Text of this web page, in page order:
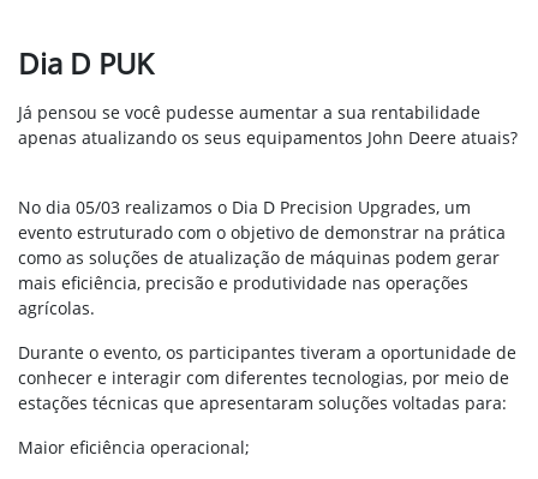
Dia D PUK
Já pensou se você pudesse aumentar a sua rentabilidade
apenas atualizando os seus equipamentos John Deere atuais?
No dia 05/03 realizamos o Dia D Precision Upgrades, um
evento estruturado com o objetivo de demonstrar na prática
como as soluções de atualização de máquinas podem gerar
mais eficiência, precisão e produtividade nas operações
agrícolas.
Durante o evento, os participantes tiveram a oportunidade de
conhecer e interagir com diferentes tecnologias, por meio de
estações técnicas que apresentaram soluções voltadas para:
Maior eficiência operacional;